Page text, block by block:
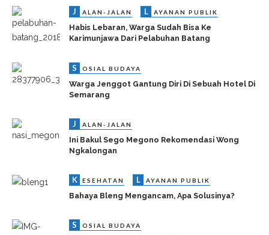
J ALAN-JALAN L AYANAN PUBLIK
Habis Lebaran, Warga Sudah Bisa Ke
Karimunjawa Dari Pelabuhan Batang
S OSIAL BUDAYA
Warga Jenggot Gantung Diri Di Sebuah Hotel Di
Semarang
J ALAN-JALAN
Ini Bakul Sego Megono Rekomendasi Wong
Ngkalongan
K ESEHATAN L AYANAN PUBLIK
Bahaya Bleng Mengancam, Apa Solusinya?
S OSIAL BUDAYA